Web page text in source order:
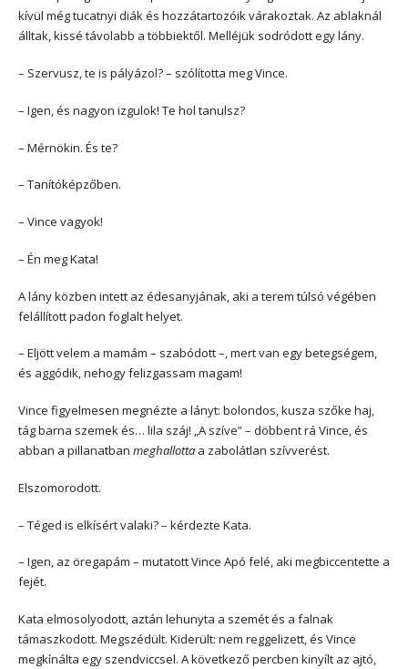
kívül még tucatnyi diák és hozzátartozóik várakoztak. Az ablaknál
álltak, kissé távolabb a többiektől. Melléjük sodródott egy lány.
– Szervusz, te is pályázol? – szólította meg Vince.
– Igen, és nagyon izgulok! Te hol tanulsz?
– Mérnökin. És te?
– Tanítóképzőben.
– Vince vagyok!
– Én meg Kata!
A lány közben intett az édesanyjának, aki a terem túlsó végében
felállított padon foglalt helyet.
– Eljött velem a mamám – szabódott –, mert van egy betegségem,
és aggódik, nehogy felizgassam magam!
Vince figyelmesen megnézte a lányt: bolondos, kusza szőke haj,
tág barna szemek és… lila száj! „A szíve” – döbbent rá Vince, és
abban a pillanatban meghallotta a zabolátlan szívverést.
Elszomorodott.
– Téged is elkísért valaki? – kérdezte Kata.
– Igen, az öregapám – mutatott Vince Apó felé, aki megbiccentette a
fejét.
Kata elmosolyodott, aztán lehunyta a szemét és a falnak
támaszkodott. Megszédült. Kiderült: nem reggelizett, és Vince
megkínálta egy szendviccsel. A következő percben kinyílt az ajtó,